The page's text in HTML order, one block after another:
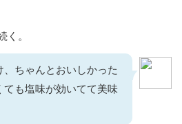
く。
ちゃんとおいしかった
も塩味が効いてて美味